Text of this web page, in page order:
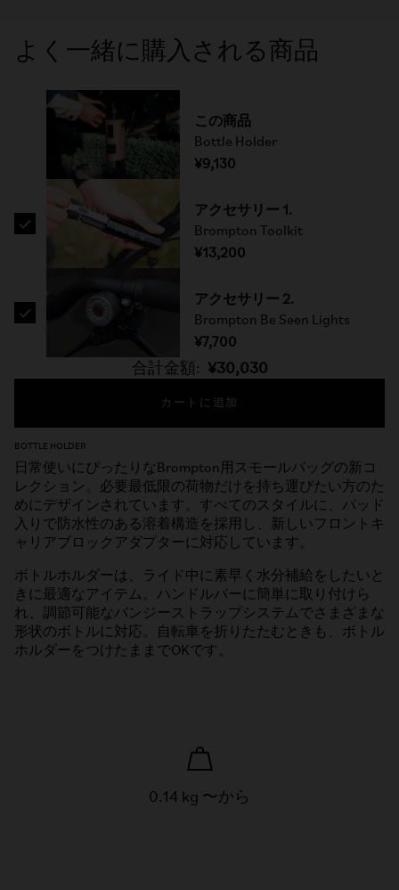
よく一緒に購入される商品
この商品
Bottle Holder
¥9,130
アクセサリー 1.
Brompton Toolkit
¥13,200
アクセサリー 2.
Brompton Be Seen Lights
¥7,700
合計金額: ¥30,030
カートに追加
BOTTLE HOLDER
日常使いにぴったりなBrompton用スモールバッグの新コ
レクション。必要最低限の荷物だけを持ち運びたい方のた
めにデザインされています。すべてのスタイルに、パッド
入りで防水性のある溶着構造を採用し、新しいフロントキ
ャリアブロックアダプターに対応しています。
ボトルホルダーは、ライド中に素早く水分補給をしたいと
きに最適なアイテム。ハンドルバーに簡単に取り付けら
れ、調節可能なバンジーストラップシステムでさまざまな
形状のボトルに対応。自転車を折りたたむときも、ボトル
ホルダーをつけたままでOKです。
0.14 kg 〜から